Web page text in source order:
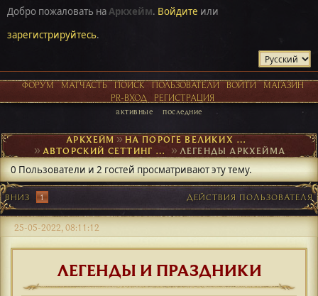
Добро пожаловать наАркхейм. Войдите или
зарегистрируйтесь.
ФОРУМ МАТЧАСТЬ ПОИСК ПОЛЬЗОВАТЕЛИ ВОЙТИ
МАГАЗИН
PR-ВХОД
РЕГИСТРАЦИЯ
активные последние
АРКХЕЙМ► НА ПОРОГЕ ВЕЛИКИХ ОТКРЫТИЙ
► АВТОРСКИЙ СЕТТИНГ И NPC ►ЛЕГЕНДЫ АРКХЕЙМА
0 Пользователи и 2 гостей просматривают эту тему.
ВНИЗ 1 ДЕЙСТВИЯ ПОЛЬЗОВАТЕЛЯ
25-05-2022, 08:11:12
ЛЕГЕНДЫ И ПРАЗДНИКИ